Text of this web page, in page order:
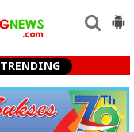
TRENDING